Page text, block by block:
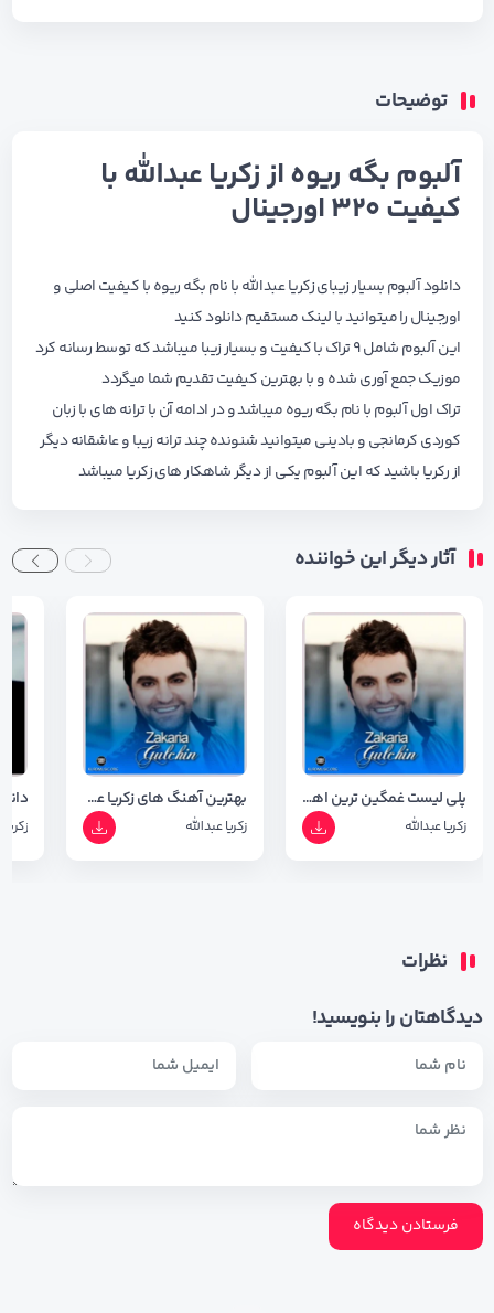
توضیحات
آلبوم بگه ریوه از زکریا عبدالله با
کیفیت ۳۲۰ اورجینال
دانلود آلبوم بسیار زیبای زکریا عبدالله با نام بگه ریوه با کیفیت اصلی و
اورجینال را میتوانید با لینک مستقیم دانلود کنید
این آلبوم شامل ۹ تراک با کیفیت و بسیار زیبا میباشد که توسط رسانه کرد
موزیک جمع آوری شده و با بهترین کیفیت تقدیم شما میگردد
تراک اول آلبوم با نام بگه ریوه میباشد و در ادامه آن با ترانه های با زبان
کوردی کرمانجی و بادینی میتوانید شنونده چند ترانه زیبا و عاشقانه دیگر
از رکریا باشید که این آلبوم یکی از دیگر شاهکار های زکریا میباشد
آثار دیگر این خواننده
پلی لیست غمگین ترین اهنگ های زکریا عبدالله ( آپدیت 1403 )
زکریا عبدالله
بهترین آهنگ های زکریا عبدالله
زکریا عبدالله
نظرات
دیدگاهتان را بنویسید!